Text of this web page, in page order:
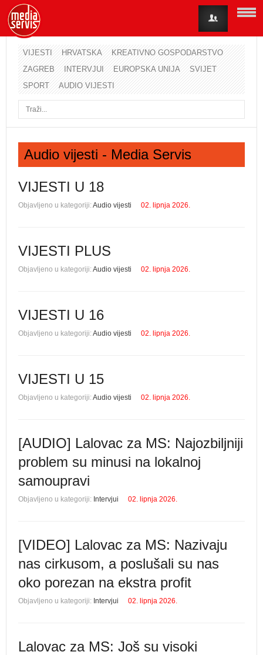
VIJESTI HRVATSKA
KREATIVNO GOSPODARSTVO
ZAGREB
INTERVJUI EUROPSKA UNIJA
SVIJET
SPORT
AUDIO VIJESTI
Audio vijesti - Media Servis
VIJESTI U 18
Objavljeno u kategoriji:Audio vijesti 02. lipnja 2026.
VIJESTI PLUS
Objavljeno u kategoriji:Audio vijesti 02. lipnja 2026.
VIJESTI U 16
Objavljeno u kategoriji:Audio vijesti 02. lipnja 2026.
VIJESTI U 15
Objavljeno u kategoriji:Audio vijesti 02. lipnja 2026.
[AUDIO] Lalovac za MS: Najozbiljniji
problem su minusi na lokalnoj
samoupravi
Objavljeno u kategoriji: Intervjui 02. lipnja 2026.
[VIDEO] Lalovac za MS: Nazivaju
nas cirkusom, a poslušali su nas
oko porezan na ekstra profit
Objavljeno u kategoriji: Intervjui 02. lipnja 2026.
Lalovac za MS: Još su visoki
Korisničko ime
Lozinka
Zaboravili ste lozinku?